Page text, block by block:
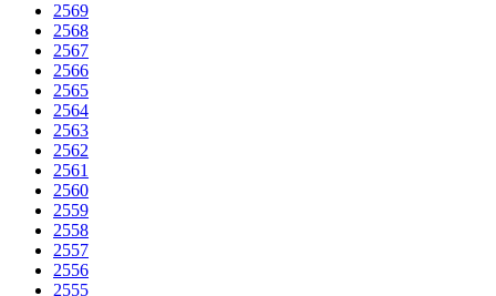
2569
2568
2567
2566
2565
2564
2563
2562
2561
2560
2559
2558
2557
2556
2555